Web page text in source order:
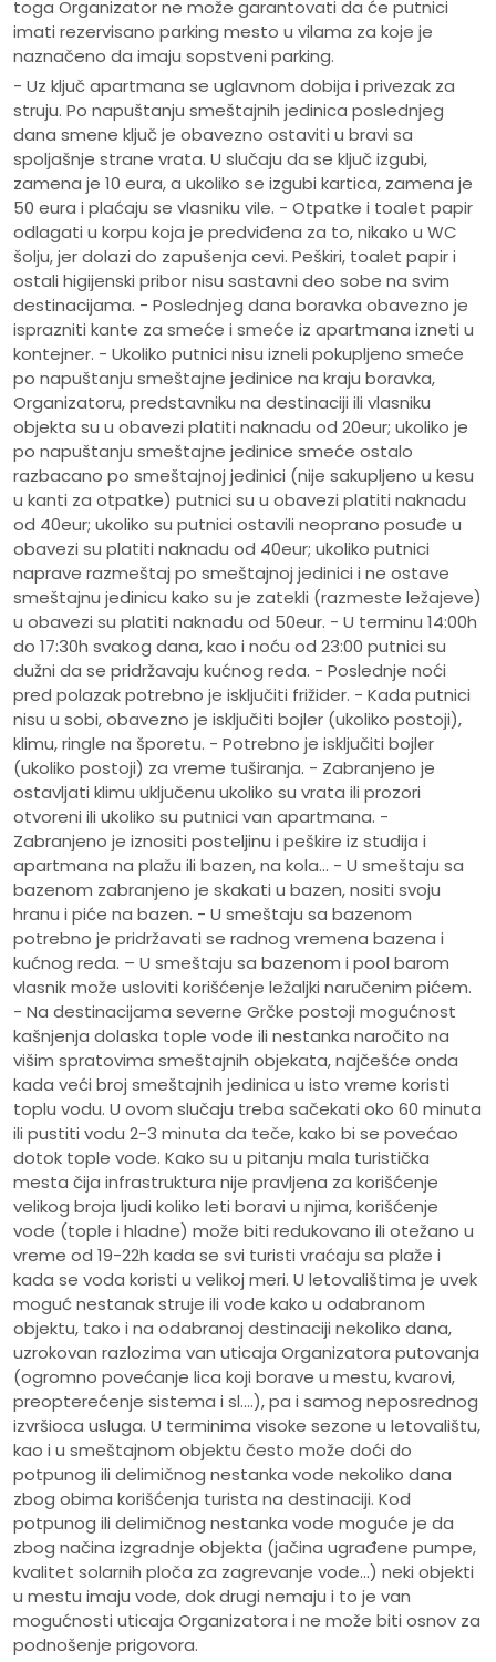
toga Organizator ne može garantovati da će putnici
imati rezervisano parking mesto u vilama za koje je
naznačeno da imaju sopstveni parking.
- Uz ključ apartmana se uglavnom dobija i privezak za
struju. Po napuštanju smeštajnih jedinica poslednjeg
dana smene ključ je obavezno ostaviti u bravi sa
spoljašnje strane vrata. U slučaju da se ključ izgubi,
zamena je 10 eura, a ukoliko se izgubi kartica, zamena je
50 eura i plaćaju se vlasniku vile. - Otpatke i toalet papir
odlagati u korpu koja je predviđena za to, nikako u WC
šolju, jer dolazi do zapušenja cevi. Peškiri, toalet papir i
ostali higijenski pribor nisu sastavni deo sobe na svim
destinacijama. - Poslednjeg dana boravka obavezno je
isprazniti kante za smeće i smeće iz apartmana izneti u
kontejner. - Ukoliko putnici nisu izneli pokupljeno smeće
po napuštanju smeštajne jedinice na kraju boravka,
Organizatoru, predstavniku na destinaciji ili vlasniku
objekta su u obavezi platiti naknadu od 20eur; ukoliko je
po napuštanju smeštajne jedinice smeće ostalo
razbacano po smeštajnoj jedinici (nije sakupljeno u kesu
u kanti za otpatke) putnici su u obavezi platiti naknadu
od 40eur; ukoliko su putnici ostavili neoprano posuđe u
obavezi su platiti naknadu od 40eur; ukoliko putnici
naprave razmeštaj po smeštajnoj jedinici i ne ostave
smeštajnu jedinicu kako su je zatekli (razmeste ležajeve)
u obavezi su platiti naknadu od 50eur. - U terminu 14:00h
do 17:30h svakog dana, kao i noću od 23:00 putnici su
dužni da se pridržavaju kućnog reda. - Poslednje noći
pred polazak potrebno je isključiti frižider. - Kada putnici
nisu u sobi, obavezno je isključiti bojler (ukoliko postoji),
klimu, ringle na šporetu. - Potrebno je isključiti bojler
(ukoliko postoji) za vreme tuširanja. - Zabranjeno je
ostavljati klimu uključenu ukoliko su vrata ili prozori
otvoreni ili ukoliko su putnici van apartmana. -
Zabranjeno je iznositi posteljinu i peškire iz studija i
apartmana na plažu ili bazen, na kola... - U smeštaju sa
bazenom zabranjeno je skakati u bazen, nositi svoju
hranu i piće na bazen. - U smeštaju sa bazenom
potrebno je pridržavati se radnog vremena bazena i
kućnog reda. – U smeštaju sa bazenom i pool barom
vlasnik može usloviti korišćenje ležaljki naručenim pićem.
- Na destinacijama severne Grčke postoji mogućnost
kašnjenja dolaska tople vode ili nestanka naročito na
višim spratovima smeštajnih objekata, najčešće onda
kada veći broj smeštajnih jedinica u isto vreme koristi
toplu vodu. U ovom slučaju treba sačekati oko 60 minuta
ili pustiti vodu 2-3 minuta da teče, kako bi se povećao
dotok tople vode. Kako su u pitanju mala turistička
mesta čija infrastruktura nije pravljena za korišćenje
velikog broja ljudi koliko leti boravi u njima, korišćenje
vode (tople i hladne) može biti redukovano ili otežano u
vreme od 19-22h kada se svi turisti vraćaju sa plaže i
kada se voda koristi u velikoj meri. U letovalištima je uvek
moguć nestanak struje ili vode kako u odabranom
objektu, tako i na odabranoj destinaciji nekoliko dana,
uzrokovan razlozima van uticaja Organizatora putovanja
(ogromno povećanje lica koji borave u mestu, kvarovi,
preopterećenje sistema i sl.…), pa i samog neposrednog
izvršioca usluga. U terminima visoke sezone u letovalištu,
kao i u smeštajnom objektu često može doći do
potpunog ili delimičnog nestanka vode nekoliko dana
zbog obima korišćenja turista na destinaciji. Kod
potpunog ili delimičnog nestanka vode moguće je da
zbog načina izgradnje objekta (jačina ugrađene pumpe,
kvalitet solarnih ploča za zagrevanje vode…) neki objekti
u mestu imaju vode, dok drugi nemaju i to je van
mogućnosti uticaja Organizatora i ne može biti osnov za
podnošenje prigovora.